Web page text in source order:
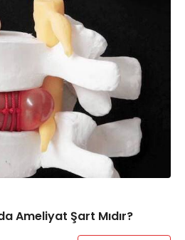
Ameliyat Şart Mıdır?